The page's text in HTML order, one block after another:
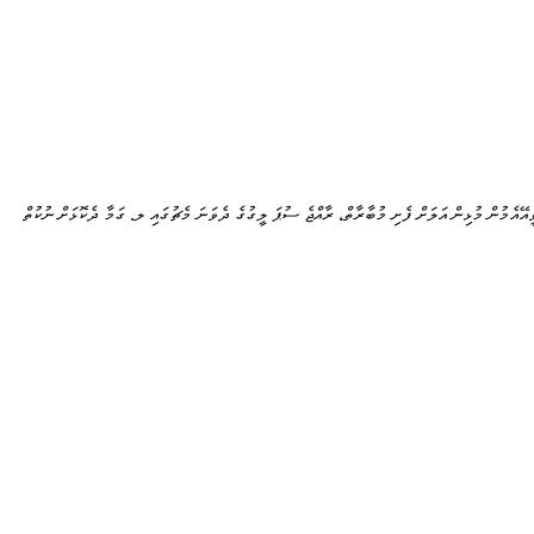
މުޅިން އަލަށް ފެށި މުބާރާތް، ރާއްޖެ ސުޕަ ލީގުގެ ދެވަނަ މެޗުގައި ލ. ގަމާ ދެކޮޅަށް ނުކުތް